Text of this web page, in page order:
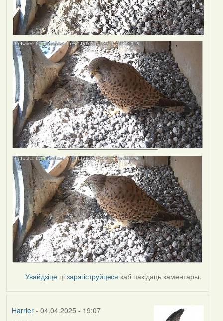
Увайдзіце цізарэгіструйцеся каб пакідаць каментары.
Harrier- 04.04.2025 - 19:07